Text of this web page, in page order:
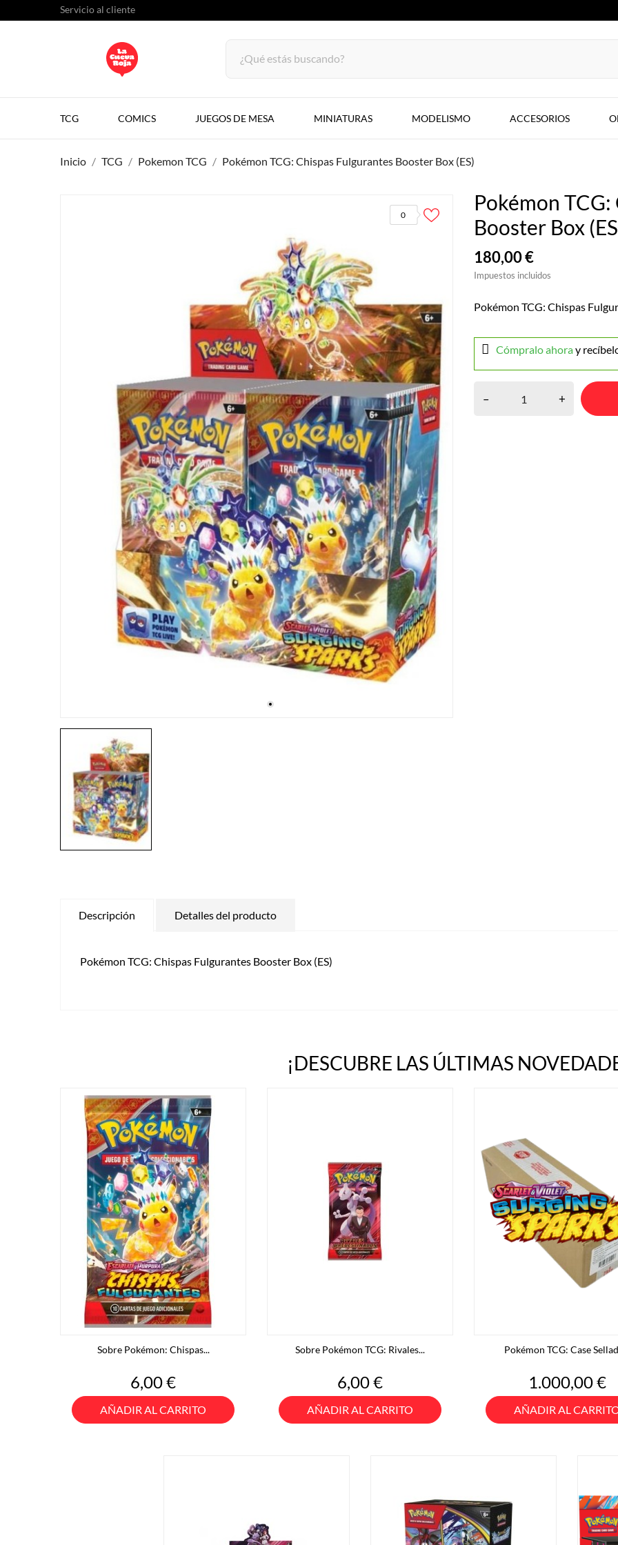
Servicio al cliente
TCG COMICS JUEGOS DE MESA MINIATURAS MODELISMO ACCESORIOS
Inicio TCG Pokemon TCG Pokémon TCG: Chispas Fulgurantes Booster Box (ES)
0
Pokémon
Booster Box
180,00 €
Impuestos incluidos
Pokémon TCG: Chispas
Cómpralo ahoray
– +
Descripción Detalles del producto
Pokémon TCG: Chispas Fulgurantes Booster Box (ES)
¡DESCUBRE LAS ÚLTIMAS
Sobre Pokémon: Chispas...
Precio
6,00 €
AÑADIR AL CARRITO
Sobre Pokémon TCG: Rivales...
Precio
6,00 €
AÑADIR AL CARRITO
Pokémon TCG: Case
Precio
1.000,00 €
AÑADIR AL